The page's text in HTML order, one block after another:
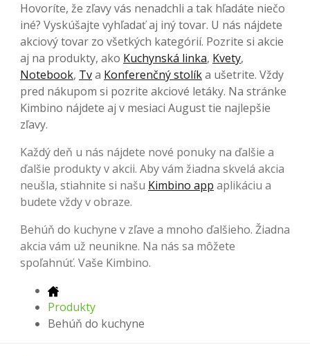
Hovoríte, že zľavy vás nenadchli a tak hľadáte niečo
iné? Vyskúšajte vyhľadať aj iný tovar. U nás nájdete
akciový tovar zo všetkých kategórií. Pozrite si akcie
aj na produkty, ako Kuchynská linka, Kvety,
Notebook, Tva Konferenčný stolíka ušetrite. Vždy
pred nákupom si pozrite akciové letáky. Na stránke
Kimbino nájdete aj v mesiaci August tie najlepšie
zľavy.
Každý deň u nás nájdete nové ponuky na ďalšie a
ďalšie produkty v akcii. Aby vám žiadna skvelá akcia
neušla, stiahnite si našu Kimbino app aplikáciu a
budete vždy v obraze.
Behúň do kuchyne v zľave a mnoho ďalšieho. Žiadna
akcia vám už neunikne. Na nás sa môžete
spoľahnúť. Vaše Kimbino.
Produkty
Behúň do kuchyne